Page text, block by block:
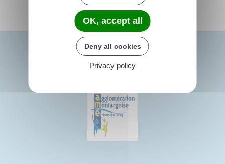
OK, accept all
Deny all cookies
Privacy policy